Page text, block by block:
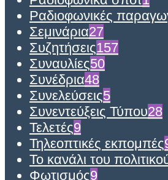
Ραδιοφωνικές
Σεμινάρια27
Συζητήσεις157
Συναυλίες50
Συνέδρια48
Συνελεύσεις5
Συνεντεύξεις Τύπου28
Τελετές9
Τηλεοπτικές εκπομπές
Το κανάλι του
Φωτισμός9